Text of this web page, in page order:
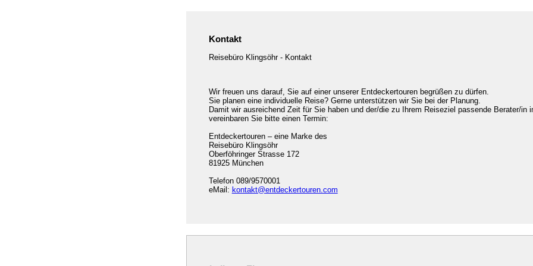
Kontakt
Reisebüro Klingsöhr - Kontakt
Wir freuen uns darauf, Sie auf einer unserer Entdeckertouren begrüßen zu dürfen.
Sie planen eine individuelle Reise? Gerne unterstützen wir Sie bei der Planung.
Damit wir ausreichend Zeit für Sie haben und der/die zu Ihrem Reiseziel passende Berater/in
vereinbaren Sie bitte einen Termin:
Entdeckertouren – eine Marke des
Reisebüro Klingsöhr
Oberföhringer Strasse 172
81925 München
Telefon 089/9570001
eMail: kontakt@entdeckertouren.com